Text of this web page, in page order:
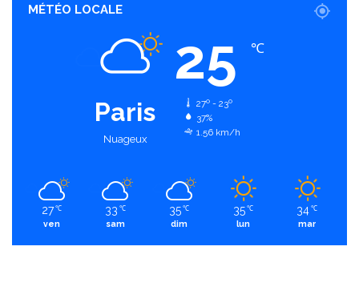
MÉTÉO LOCALE
Paris
Nuageux
25 ℃
27º - 23º
37%
1.56 km/h
27 ℃
ven
33 ℃
sam
35 ℃
dim
35 ℃
lun
34 ℃
mar